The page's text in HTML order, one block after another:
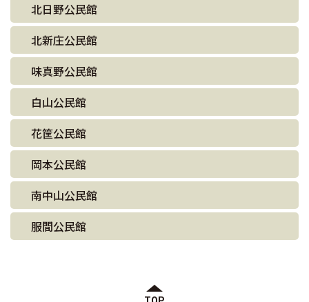
北日野公民館
北新庄公民館
味真野公民館
白山公民館
花筐公民館
岡本公民館
南中山公民館
服間公民館